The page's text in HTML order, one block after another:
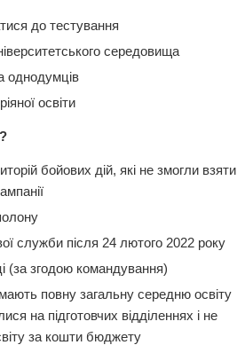
до тестування
середовища
однодумців
освіти
бойових дій, які не змогли взяти
служби після 24 лютого 2022 року
(за згодою командування)
мають повну загальну середню освіту
на підготовчих відділеннях і не
за кошти бюджету